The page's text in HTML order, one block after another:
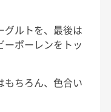
グルトを、最後は
ーポーレンをトッ
もちろん、色合い